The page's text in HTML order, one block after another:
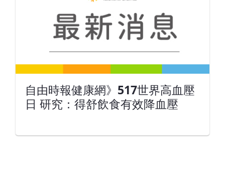
自由時報健康網》517世界高血壓
日 研究：得舒飲食有效降血壓